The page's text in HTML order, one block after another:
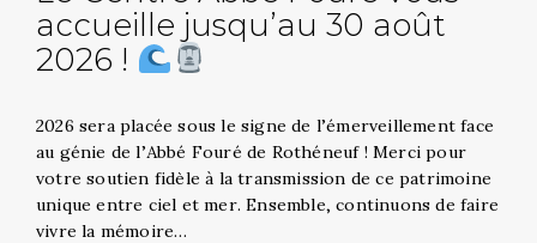
accueille jusqu’au 30 août
2026 !
2026 sera placée sous le signe de l’émerveillement face
au génie de l’Abbé Fouré de Rothéneuf ! Merci pour
votre soutien fidèle à la transmission de ce patrimoine
unique entre ciel et mer. Ensemble, continuons de faire
vivre la mémoire…